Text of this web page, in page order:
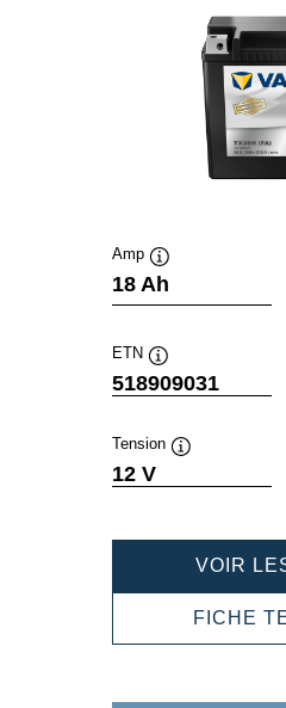
Amp
Infobulle
18 Ah
ETN
Infobulle
518909031
Tension
12 V
VOIR
FICHE